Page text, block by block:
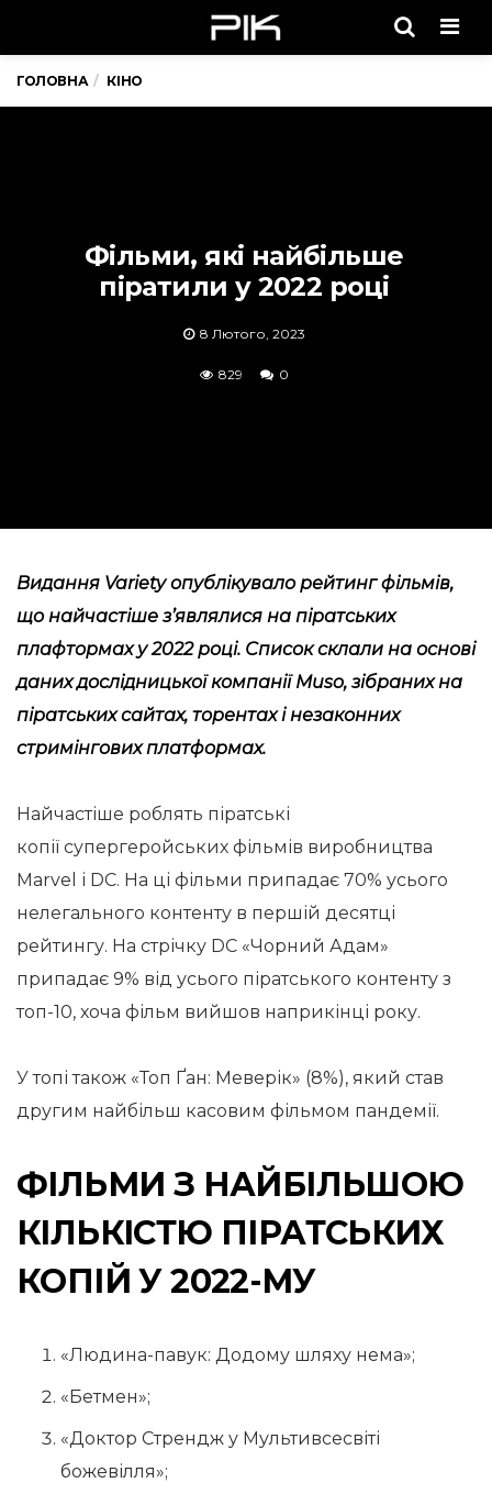
ГОЛОВНА КІНО
Фільми, які найбільше
піратили у 2022 році
8 Лютого, 2023
829 0
Видання Varietyопублікувалорейтинг фільмів,
що найчастіше зʼявлялися на піратських
плафтормах у 2022 році. Список склали на основі
даних дослідницької компанії Muso, зібраних на
піратських сайтах, торентах і незаконних
стримінгових платформах.
Найчастіше роблять піратські
копії супергеройських фільмів виробництва
Marvel і DC. На ці фільми припадає 70% усього
нелегального контенту в першій десятці
рейтингу. На стрічку DC «Чорний Адам»
припадає 9% від усього піратського контенту з
топ-10, хоча фільм вийшов наприкінці року.
У топі також «Топ Ґан: Меверік» (8%), який став
другим найбільш касовим фільмом пандемії.
ФІЛЬМИ З НАЙБІЛЬШОЮ
КІЛЬКІСТЮ ПІРАТСЬКИХ
КОПІЙ У 2022-МУ
«Людина-павук: Додому шляху нема»;
«Бетмен»;
«Доктор Стрендж у Мультивсесвіті
божевілля»;